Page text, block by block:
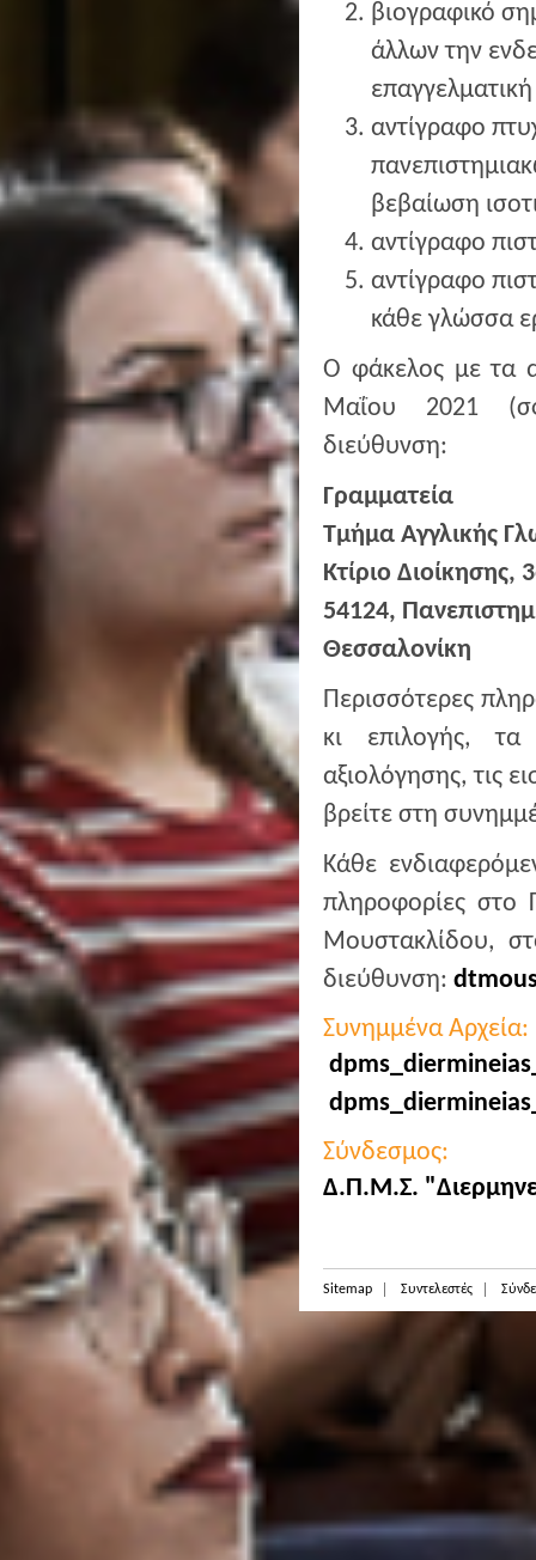
βιογραφικό
άλλων την
αντίγραφο
βεβαίωση
αντίγραφο
αντίγραφο
κάθε γλώσσα
Ο φάκελος με τα
Μαΐου 2021
διεύθυνση:
Γραμματεία
Τμήμα Αγγλικής
Κτίριο Διοίκησης,
54124,
Θεσσαλονίκη
Περισσότερες
κι επιλογής, τα
αξιολόγησης, τις
βρείτε στη
Κάθε
πληροφορίες
Μουστακλίδου,
διεύθυνση:
Συνημμένα Αρχεία:
Σύνδεσμος:
Δ.Π.Μ.Σ.
Sitemap Συντελεστές